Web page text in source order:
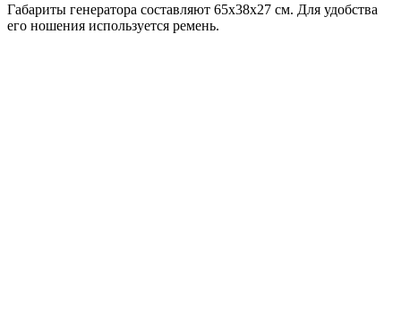
Габариты генератора составляют 65х38х27 см. Для удобства
его ношения используется ремень.